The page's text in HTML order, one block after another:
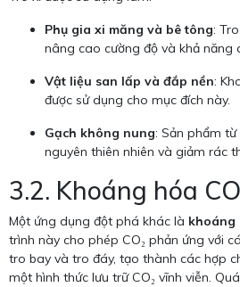
Phụ gia xi măng và bê tông:
nâng cao cường độ và khả năng
Vật liệu san lấp và đắp nền:
được sử dụng cho mục đích này.
Gạch không nung: Sản phẩm
nguyên thiên nhiên và giảm rác
3.2. Khoáng hóa
Một ứng dụng đột phá khác là khoáng
trình này cho phép CO₂ phản ứng với
tro bay và tro đáy, tạo thành các hợp
một hình thức lưu trữ CO₂ vĩnh viễn.